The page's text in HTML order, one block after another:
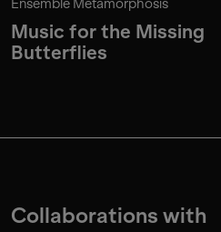
Ensemble Metamorphosis
Music for the Missing
Butterflies
Collaborations with